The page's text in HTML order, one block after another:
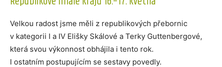
Velkou radost jsme měli z republikových přebornic
v kategorii I a IV Elišky Skálové a Terky Guttenbergové,
která svou výkonnost obhájila i tento rok.
I ostatním postupujícím se sestavy povedly.